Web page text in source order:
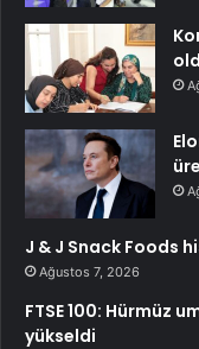
J & J Snack Foods
Ağustos 7, 2026
FTSE 100: Hürmüz
yükseldi